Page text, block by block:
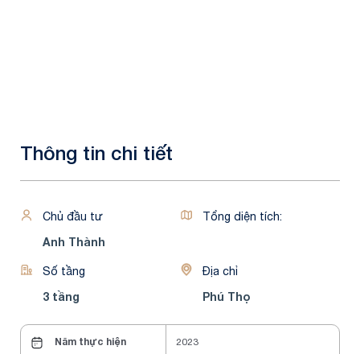
Thông tin chi tiết
Chủ đầu tư
Anh Thành
Tổng diện tích:
Số tầng
3 tầng
Địa chỉ
Phú Thọ
Năm thực hiện 2023